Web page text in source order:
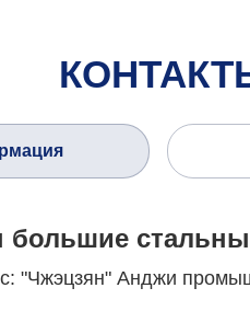
"Чжэцзян" Анджи